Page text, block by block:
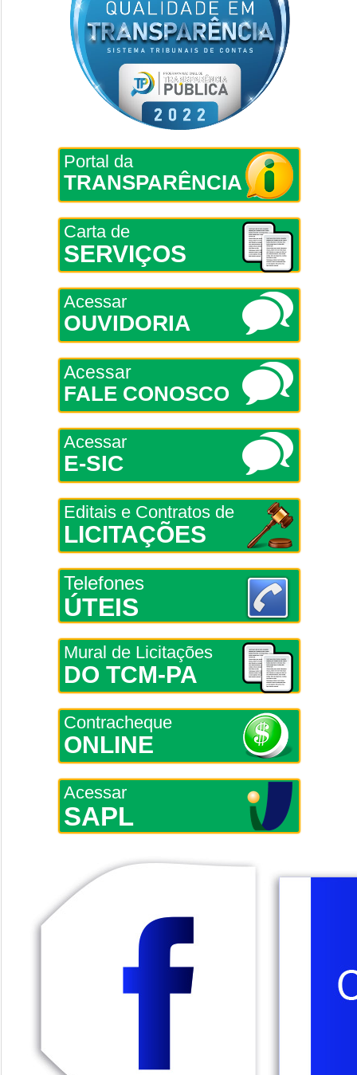
Portal da
TRANSPARÊNCIA
Carta de
SERVIÇOS
Acessar
OUVIDORIA
Acessar
FALE CONOSCO
Acessar
E-SIC
Editais e Contratos de
LICITAÇÕES
Telefones
ÚTEIS
Mural de Licitações
DO TCM-PA
Contracheque
ONLINE
Acessar
SAPL